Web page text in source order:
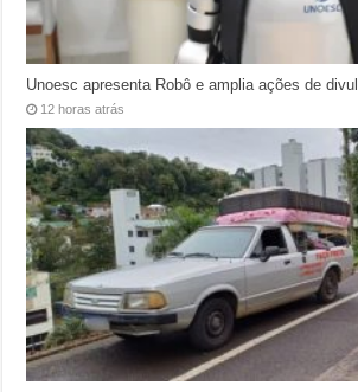
Unoesc apresenta Robô e amplia ações de
12 horas atrás